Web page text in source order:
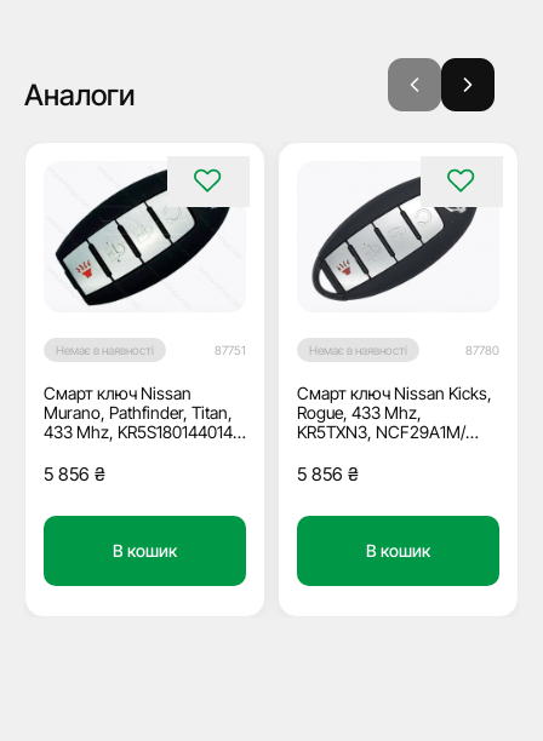
Аналоги
Немає в наявності 87751
Смарт ключ Nissan
Murano, Pathfinder, Titan,
433 Mhz, KR5S180144014,
ID4A, 3+1 кнопки, OEM
5 856 ₴
В кошик
Немає в наявності 87780
Смарт ключ Nissan Kicks,
Rogue, 433 Mhz,
KR5TXN3, NCF29A1M/
кнопки, OEM
5 856 ₴
В кошик